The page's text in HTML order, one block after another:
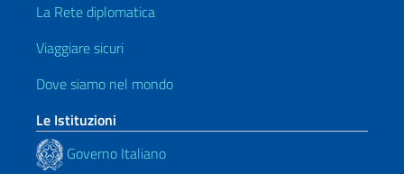
La Rete diplomatica
Viaggiare sicuri
Dove siamo nel mondo
Le Istituzioni
Governo Italiano